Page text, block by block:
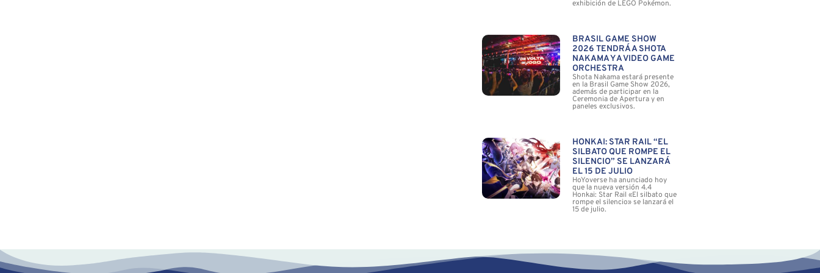
exhibición de LEGO Pokémon.
BRASIL GAME SHOW
2026 TENDRÁ A SHOTA
NAKAMA Y A VIDEO GAME
ORCHESTRA
Shota Nakama estará presente
en la Brasil Game Show 2026,
además de participar en la
Ceremonia de Apertura y en
paneles exclusivos.
HONKAI: STAR RAIL “EL
SILBATO QUE ROMPE EL
SILENCIO” SE LANZARÁ
EL 15 DE JULIO
HoYoverse ha anunciado hoy
que la nueva versión 4.4
Honkai: Star Rail «El silbato que
rompe el silencio» se lanzará el
15 de julio.